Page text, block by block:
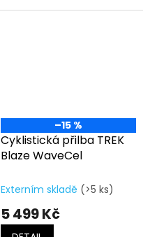
–15 %
Cyklistická přilba TREK
Blaze WaveCel
Externím skladě (>5 ks)
5 499 Kč